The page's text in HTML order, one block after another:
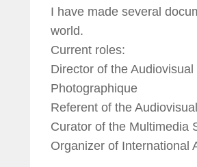
I have made several
world.
Current roles:
Director of the
Photographique
Referent of the
Curator of the Multimedia
Organizer of International